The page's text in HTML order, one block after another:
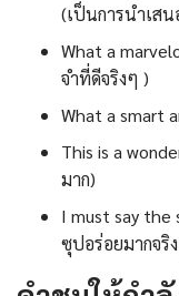
(เป็นการนำเส
What a
จำที่ดีจริงๆ )
What a smart
This is a
มาก)
I must say the
ซุปอร่อยมากจริ